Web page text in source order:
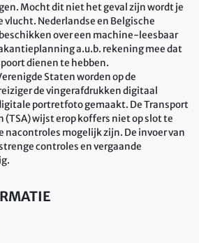
Mocht dit niet het geval zijn wordt je
vlucht. Nederlandse en Belgische
over een machine-leesbaar
a.u.b. rekening mee dat
dienen te hebben.
Staten worden op de
de vingerafdrukken digitaal
portretfoto gemaakt. De Transport
wijst erop koffers niet op slot te
nacontroles mogelijk zijn. De invoer van
controles en vergaande